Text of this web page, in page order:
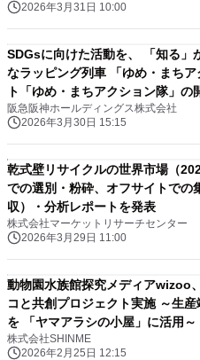
2026年3月31日 10:00
SDGsに向けた活動を、 「知る」
なラッピング列車 「ゆめ・まち
ト「ゆめ・まちアクション隊」の
阪急阪神ホールディングス株式会社
2026年3月30日 15:15
乾式壁リサイクルの世界市場（
での選別・粉砕、オフサイトでの
収）・分析レポートを発表
株式会社マーケットリサーチセンター
2026年3月29日 11:00
動物園水族館探究メディア
コと共創プロジェクト実施 ～生
を 「ヤマアラシの小屋」に活用～
株式会社SHINME
2026年2月25日 12:15